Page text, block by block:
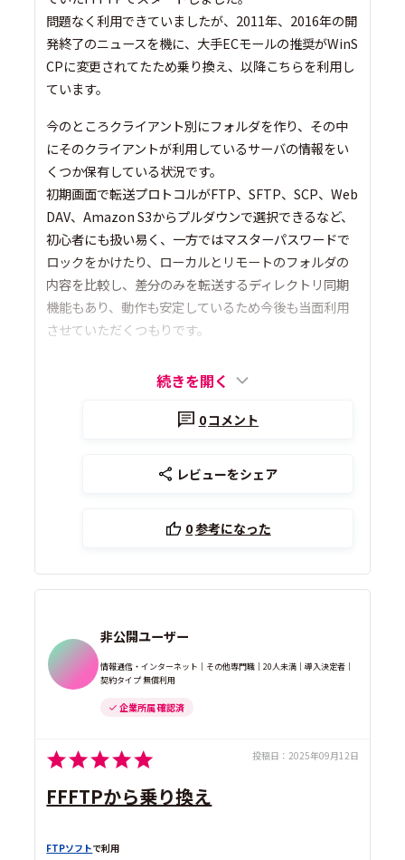
問題なく利用できていましたが、2011年、2016年の開
発終了のニュースを機に、大手ECモールの推奨がWinS
CPに変更されてたため乗り換え、以降こちらを利用し
ています。
今のところクライアント別にフォルダを作り、その中
にそのクライアントが利用しているサーバの情報をい
くつか保有している状況です。
初期画面で転送プロトコルがFTP、SFTP、SCP、Web
DAV、Amazon S3からプルダウンで選択できるなど、
初心者にも扱い易く、一方ではマスターパスワードで
ロックをかけたり、ローカルとリモートのフォルダの
内容を比較し、差分のみを転送するディレクトリ同期
機能もあり、動作も安定しているため今後も当面利用
させていただくつもりです。
続きを開く
0コメント
レビューをシェア
0参考になった
非公開ユーザー
情報通信・インターネット｜その他専門職｜20人未満｜導入決定者｜
契約タイプ 無償利用
企業所属 確認済
投稿日： 2025年09月12日
FFFTPから乗り換え
FTPソフトで利用